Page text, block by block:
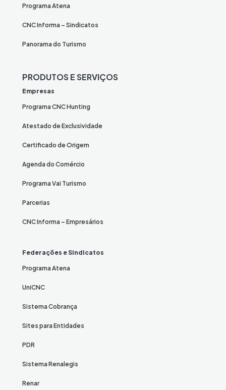
Programa Atena
CNC Informa – Sindicatos
Panorama do Turismo
PRODUTOS E SERVIÇOS
Empresas
Programa CNC Hunting
Atestado de Exclusividade
Certificado de Origem
Agenda do Comércio
Programa Vai Turismo
Parcerias
CNC Informa – Empresários
Federações e Sindicatos
Programa Atena
UniCNC
Sistema Cobrança
Sites para Entidades
PDR
Sistema Renalegis
Renar